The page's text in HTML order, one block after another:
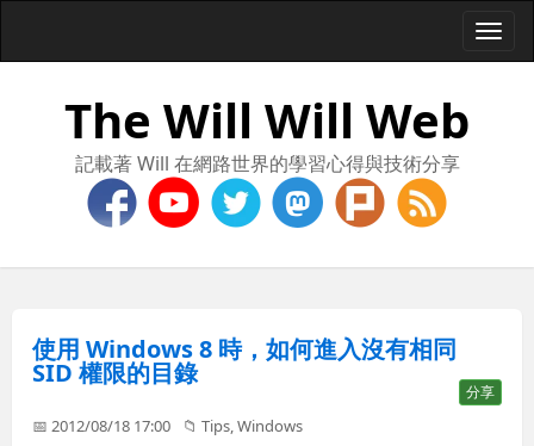
The Will Will Web
記載著 Will 在網路世界的學習心得與技術分享
使用 Windows 8 時，如何進入沒有相同
SID 權限的目錄
分享
📅 2012/08/18 17:00 📁Tips ,Windows